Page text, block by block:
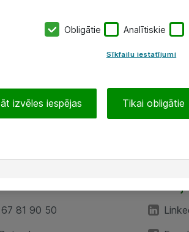
81 90 50
Obligātie Analītiskie
Sīkfailu iestatījumi
izvēles iespējas Tikai obligātie